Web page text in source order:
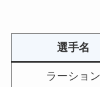
選手名
ラーション